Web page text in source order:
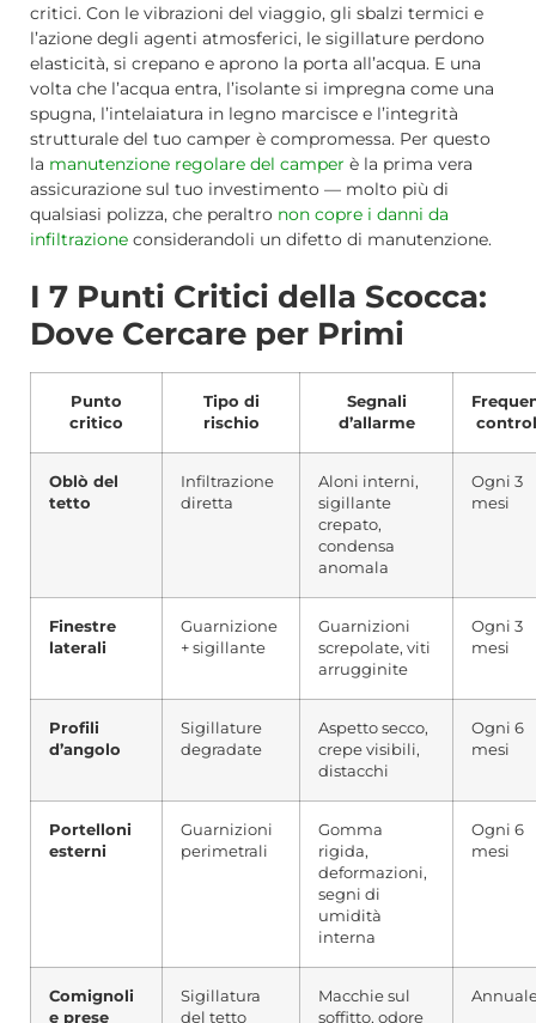
critici. Con le vibrazioni del viaggio, gli sbalzi termici e
l’azione degli agenti atmosferici, le sigillature perdono
elasticità, si crepano e aprono la porta all’acqua. E una
volta che l’acqua entra, l’isolante si impregna come una
spugna, l’intelaiatura in legno marcisce e l’integrità
strutturale del tuo camper è compromessa. Per questo
la manutenzione regolare del camper è la prima vera
assicurazione sul tuo investimento — molto più di
qualsiasi polizza, che peraltro non copre i danni da
infiltrazione considerandoli un difetto di manutenzione.
I 7 Punti Critici della Scocca:
Dove Cercare per Primi
Punto
critico
Tipo di
rischio
Segnali
d’allarme
Oblò del
tetto
Infiltrazione
diretta
Aloni interni,
sigillante
crepato,
condensa
anomala
Ogni 3
mesi
Finestre
laterali
Guarnizione
+ sigillante
Guarnizioni
screpolate, viti
arrugginite
Ogni 3
mesi
Profili
d’angolo
Sigillature
degradate
Aspetto secco,
crepe visibili,
distacchi
Ogni 6
mesi
Portelloni
esterni
Guarnizioni
perimetrali
Gomma
rigida,
deformazioni,
segni di
umidità
interna
Ogni 6
mesi
Comignoli
e prese
Sigillatura
del tetto
Macchie sul
soffitto, odore